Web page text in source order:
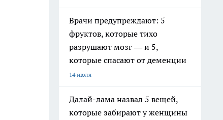
Врачи предупреждают: 5
фруктов, которые тихо
разрушают мозг — и 5,
которые спасают от деменции
14 июля
Далай-лама назвал 5 вещей,
которые забирают у женщины